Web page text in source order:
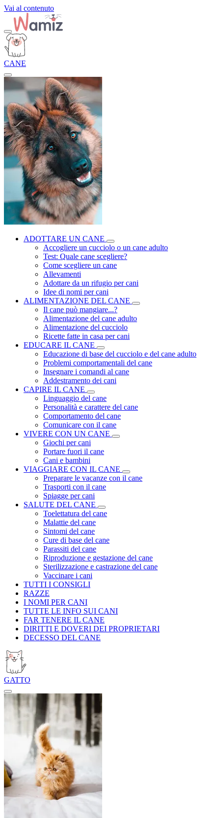
Vai al contenuto
CANE
ADOTTARE UN CANE
Accogliere un cucciolo o un cane adulto
Test: Quale cane scegliere?
Come scegliere un cane
Allevamenti
Adottare da un rifugio per cani
Idee di nomi per cani
ALIMENTAZIONE DEL CANE
Il cane può mangiare...?
Alimentazione del cane adulto
Alimentazione del cucciolo
Ricette fatte in casa per cani
EDUCARE IL CANE
Educazione di base del cucciolo e del cane adulto
Problemi comportamentali del cane
Insegnare i comandi al cane
Addestramento dei cani
CAPIRE IL CANE
Linguaggio del cane
Personalità e carattere del cane
Comportamento del cane
Comunicare con il cane
VIVERE CON UN CANE
Giochi per cani
Portare fuori il cane
Cani e bambini
VIAGGIARE CON IL CANE
Preparare le vacanze con il cane
Trasporti con il cane
Spiagge per cani
SALUTE DEL CANE
Toelettatura del cane
Malattie del cane
Sintomi del cane
Cure di base del cane
Parassiti del cane
Riproduzione e gestazione del cane
Sterilizzazione e castrazione del cane
Vaccinare i cani
TUTTI I CONSIGLI
RAZZE
I NOMI PER CANI
TUTTE LE INFO SUI CANI
FAR TENERE IL CANE
DIRITTI E DOVERI DEI PROPRIETARI
DECESSO DEL CANE
GATTO